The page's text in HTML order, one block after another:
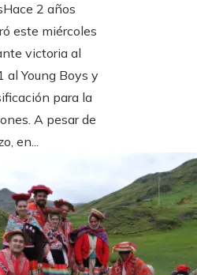
Hace 2 años
este miércoles
victoria al
al Young Boys y
para la
A pesar de
en...